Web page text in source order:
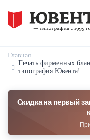
Главная
Печать фирменных
типография Ювента!
Скидка на первый